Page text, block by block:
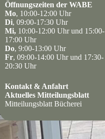
Öffnungszeiten der WABE
Mo, 10:00-12:00 Uhr
Di, 09:00-17:30 Uhr
Mi, 10:00-12:00 Uhr und 15:00-
17:00 Uhr
Do, 9:00-13:00 Uhr
Fr, 09:00-14:00 Uhr und 17:30-
20:30 Uhr
Kontakt & Anfahrt
Aktuelles Mitteilungsblatt
Mitteilungsblatt Bücherei